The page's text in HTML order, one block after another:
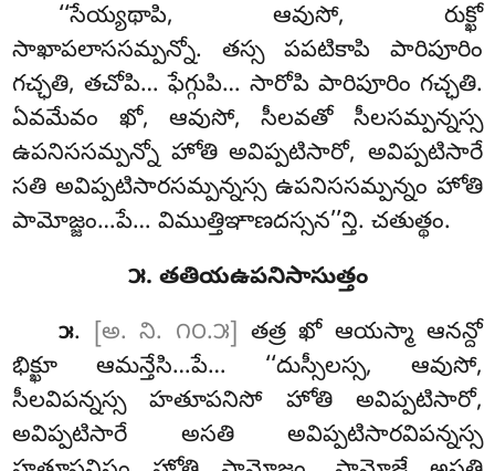
‘‘సేయ్యథాపి, ఆవుసో, రుక్ఖో
సాఖాపలాససమ్పన్నో. తస్స పపటికాపి పారిపూరిం
గచ్ఛతి, తచోపి… ఫేగ్గుపి… సారోపి పారిపూరిం గచ్ఛతి.
ఏవమేవం ఖో, ఆవుసో, సీలవతో సీలసమ్పన్నస్స
ఉపనిససమ్పన్నో హోతి అవిప్పటిసారో, అవిప్పటిసారే
సతి అవిప్పటిసారసమ్పన్నస్స ఉపనిససమ్పన్నం హోతి
పామోజ్జం…పే… విముత్తిఞాణదస్సన’’న్తి. చతుత్థం.
౫. తతియఉపనిసాసుత్తం
౫. [అ. ని. ౧౦.౫] తత్రఖో ఆయస్మా ఆనన్దో
భిక్ఖూ ఆమన్తేసి…పే… ‘‘దుస్సీలస్స, ఆవుసో,
సీలవిపన్నస్స హతూపనిసో హోతి అవిప్పటిసారో,
అవిప్పటిసారే అసతి అవిప్పటిసారవిపన్నస్స